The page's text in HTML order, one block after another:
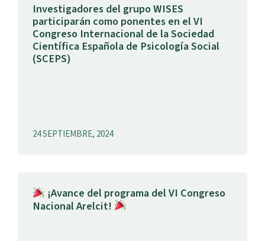
Investigadores del grupo WISES
participarán como ponentes en el VI
Congreso Internacional de la Sociedad
Científica Española de Psicología Social
(SCEPS)
24 SEPTIEMBRE, 2024
¡Avance del programa del VI Congreso
Nacional Arelcit!